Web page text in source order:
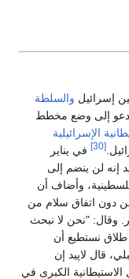
إسرائيل والسلطة
برنامج حزبه لعام 2013 يدعو إلى وضع مخطط
الإسرائيلية
[30]
في يناير
إنه لن ينضم إلى
وأضاف أن
من دون اتفاق سلام من
وقال: "نحن لا نبحث
نستطيع أن
قال لاپيد إن
الاستيطانية الكبرى في